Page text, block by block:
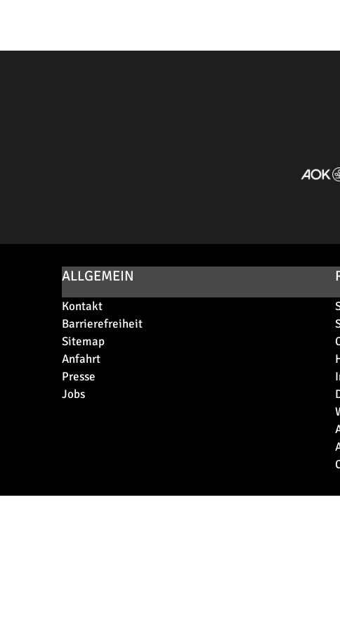
ALLGEMEIN
Kontakt
Barrierefreiheit
Sitemap
Anfahrt
Presse
Jobs